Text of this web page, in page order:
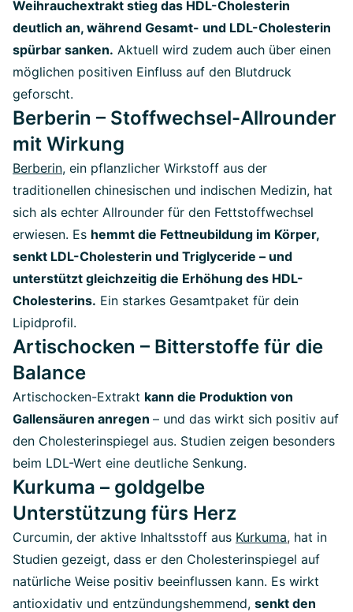
Weihrauchextrakt stieg das HDL-Cholesterin
deutlich an, während Gesamt- und LDL-Cholesterin
spürbar sanken. Aktuell wird zudem auch über einen
möglichen positiven Einfluss auf den Blutdruck
geforscht.
Berberin – Stoffwechsel-Allrounder
mit Wirkung
Berberin, ein pflanzlicher Wirkstoff aus der
traditionellen chinesischen und indischen Medizin, hat
sich als echter Allrounder für den Fettstoffwechsel
erwiesen. Es hemmt die Fettneubildung im Körper,
senkt LDL-Cholesterin und Triglyceride – und
unterstützt gleichzeitig die Erhöhung des HDL-
Cholesterins. Ein starkes Gesamtpaket für dein
Lipidprofil.
Artischocken – Bitterstoffe für die
Balance
Artischocken-Extrakt kann die Produktion von
Gallensäuren anregen – und das wirkt sich positiv auf
den Cholesterinspiegel aus. Studien zeigen besonders
beim LDL-Wert eine deutliche Senkung.
Kurkuma – goldgelbe
Unterstützung fürs Herz
Curcumin, der aktive Inhaltsstoff aus Kurkuma, hat in
Studien gezeigt, dass er den Cholesterinspiegel auf
natürliche Weise positiv beeinflussen kann. Es wirkt
antioxidativ und entzündungshemmend, senkt den